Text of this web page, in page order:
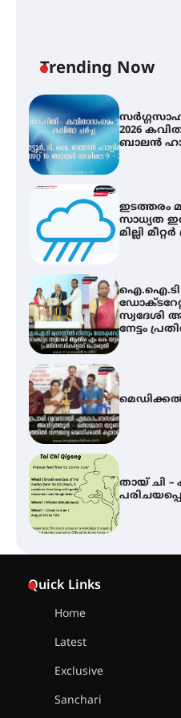
Trending Now
2026
ബാലൻ
ഇടത്തരം
സാധ്യത
മില്ലി
ഐ.ഐ.ടി
സ്വദേശി
നേട്ടം
തായ് ചി
Quick Links
Home
Latest
Exclusive
Sanchari